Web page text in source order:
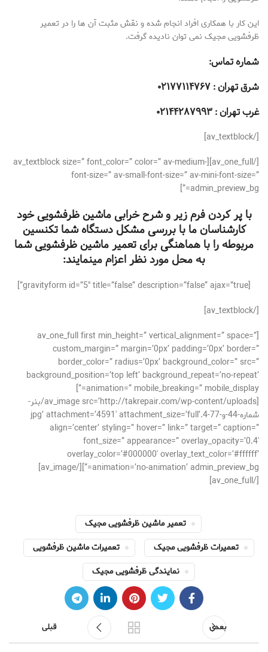
این کار با همکاری افراد انجام شده و نقش مثبت آن ها را در تعمیر
ظرفشویی مجیک نمی توان نادیده گرفت.
شماره تماس:
شرق تهران : ۰۲۱۷۷۱۱۴۷۶۷
غرب تهران : ۰۲۱۴۴۲۸۷۹۹۳
[/av_textblock]
[/av_one_full][av_textblock size=” font_color=” color=” av-medium-
font-size=” av-small-font-size=” av-mini-font-size=”
admin_preview_bg=”]
با پر کردن فرم زیر و شرح خرابی ماشین ظرفشویی خود
کارشناسان ما با بررسی مشکل دستگاه شما تکنسین
مربوطه را با هماهنگی برای تعمیر ماشین ظرفشویی شما
به محل مورد نظر اعزام مینمایند:
[gravityform id=”5″ title=”false” description=”false” ajax=”true”]
[/av_textblock]
[av_one_full first min_height=” vertical_alignment=” space=”
custom_margin=” margin=’0px’ padding=’0px’ border=”
border_color=” radius=’0px’ background_color=” src=”
background_position=’top left’ background_repeat=’no-repeat’
animation=” mobile_breaking=” mobile_display=”]
[av_image src=’http://takrepair.com/wp-content/uploads/بنر-
شماره-44-و-77-4.jpg’ attachment=’4591′ attachment_size=’full’
align=’center’ styling=” hover=” link=” target=” caption=”
font_size=” appearance=” overlay_opacity=’0.4′
overlay_color=’#000000′ overlay_text_color=’#ffffff’
animation=’no-animation’ admin_preview_bg=”][/av_image]
[/av_one_full]
تعمیر ماشین ظرفشویی مجیک
تعمیرات ظرفشویی مجیک
تعمیرات ماشین ظرفشویی
نمایندگی ظرفشویی مجیک
بعدی قبلی